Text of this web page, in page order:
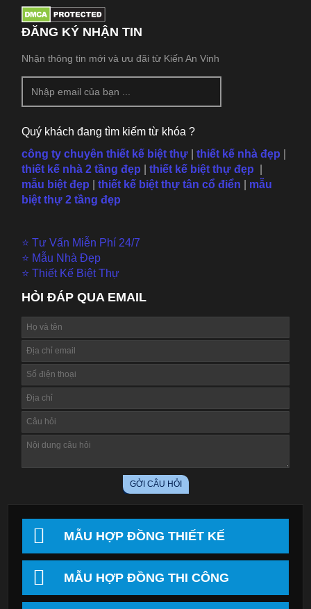
ĐĂNG KÝ NHẬN TIN
Nhận thông tin mới và ưu đãi từ Kiến An Vinh
Quý khách đang tìm kiếm từ khóa ?
công ty chuyên thiết kế biệt thự |thiết kế nhà đẹp
thiết kế nhà 2 tầng đẹp
thiết kế biệt thự đẹp
mẫu biệt đẹp thiết kế biệt thự tân cổ điển
mẫu
biệt thự 2 tầng đẹp
⭐ Tư Vấn Miễn Phí 24/7
⭐ Mẫu Nhà Đẹp
⭐ Thiết Kế Biệt Thự
HỎI ĐÁP QUA EMAIL
MẪU HỢP ĐỒNG THIẾT KẾ
MẪU HỢP ĐỒNG THI CÔNG